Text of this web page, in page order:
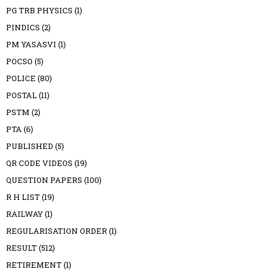
PG TRB PHYSICS (1)
PINDICS (2)
PM YASASVI (1)
POCSO (5)
POLICE (80)
POSTAL(11)
PSTM (2)
PTA(6)
PUBLISHED (5)
QR CODE VIDEOS (19)
QUESTION PAPERS (100)
R H LIST(19)
RAILWAY(1)
REGULARISATION ORDER(1)
RESULT(512)
RETIREMENT(1)